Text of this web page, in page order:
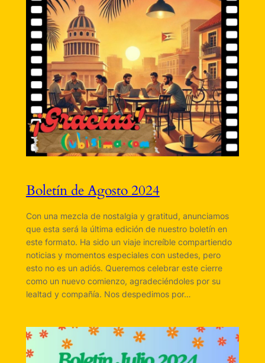
Boletín de Agosto 2024
Con una mezcla de nostalgia y gratitud, anunciamos
que esta será la última edición de nuestro boletín en
este formato. Ha sido un viaje increíble compartiendo
noticias y momentos especiales con ustedes, pero
esto no es un adiós. Queremos celebrar este cierre
como un nuevo comienzo, agradeciéndoles por su
lealtad y compañía. Nos despedimos por…